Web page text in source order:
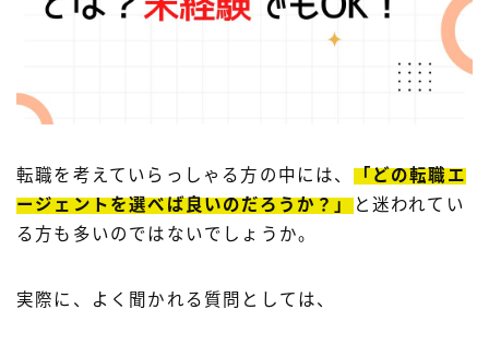
転職を考えていらっしゃる方の中には、
「どの転職エ
ージェントを選べば良いのだろうか？」
と迷われてい
る方も多いのではないでしょうか。
実際に、よく聞かれる質問としては、